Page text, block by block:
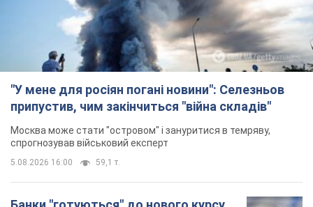
"У мене для росіян погані новини": Селезньов
припустив, чим закінчиться "війна складів"
Москва може стати "островом" і зануритися в темряву,
спрогнозував військовий експерт
5.08.2026 16:00 59,1 т.